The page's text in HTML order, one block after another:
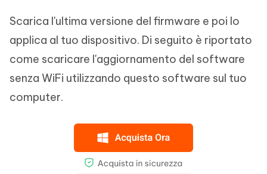
Scarica l'ultima versione del firmware e poi lo
applica al tuo dispositivo. Di seguito è riportato
come scaricare l'aggiornamento del software
senza WiFi utilizzando questo software sul tuo
computer.